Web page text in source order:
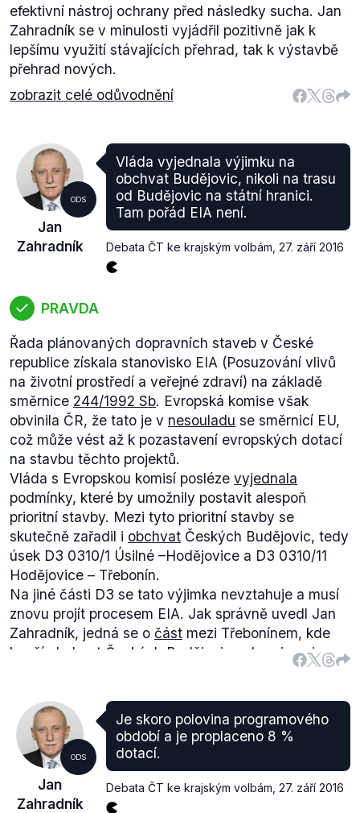
efektivní nástroj ochrany před následky sucha. Jan
Zahradník se v minulosti vyjádřil pozitivně jak k
lepšímu využití stávajících přehrad, tak k výstavbě
přehrad nových.
zobrazit celé odůvodnění
ODS
Jan
Zahradník
Vláda vyjednala výjimku na
obchvat Budějovic, nikoli na trasu
od Budějovic na státní hranici.
Tam pořád EIA není.
Debata ČT ke krajským volbám 27. září 2016
PRAVDA
Řada plánovaných dopravních staveb v České
republice získala stanovisko EIA (Posuzování vlivů
na životní prostředí a veřejné zdraví) na základě
směrnice 244/1992 Sb. Evropská komise však
obvinila ČR, že tato je v nesouladu se směrnicí EU,
což může vést až k pozastavení evropských dotací
na stavbu těchto projektů.
Vláda s Evropskou komisí posléze vyjednala
podmínky, které by umožnily postavit alespoň
prioritní stavby. Mezi tyto prioritní stavby se
skutečně zařadil i obchvat Českých Budějovic, tedy
úsek D3 0310/1 Úsilné –Hodějovice a D3 0310/11
Hodějovice – Třebonín.
Na jiné části D3 se tato výjimka nevztahuje a musí
znovu projít procesem EIA. Jak správně uvedl Jan
Zahradník, jedná se o část mezi Třebonínem, kde
končí obchvat Českých Budějovic, a hranicemi s
ODS
Jan
Zahradník
Je skoro polovina programového
období a je proplaceno 8 %
dotací.
Debata ČT ke krajským volbám 27. září 2016